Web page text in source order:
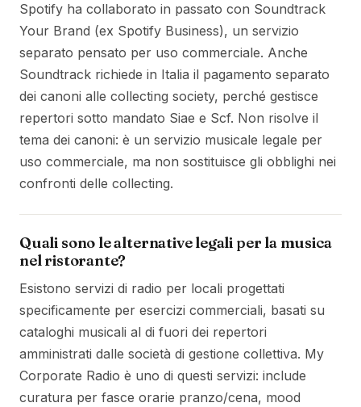
Spotify ha collaborato in passato con Soundtrack
Your Brand (ex Spotify Business), un servizio
separato pensato per uso commerciale. Anche
Soundtrack richiede in Italia il pagamento separato
dei canoni alle collecting society, perché gestisce
repertori sotto mandato Siae e Scf. Non risolve il
tema dei canoni: è un servizio musicale legale per
uso commerciale, ma non sostituisce gli obblighi nei
confronti delle collecting.
Quali sono le alternative legali per la musica
nel ristorante?
Esistono servizi di radio per locali progettati
specificamente per esercizi commerciali, basati su
cataloghi musicali al di fuori dei repertori
amministrati dalle società di gestione collettiva. My
Corporate Radio è uno di questi servizi: include
curatura per fasce orarie pranzo/cena, mood